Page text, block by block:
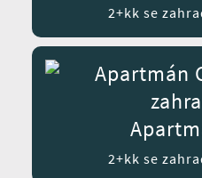
2+kk se
2+kk se